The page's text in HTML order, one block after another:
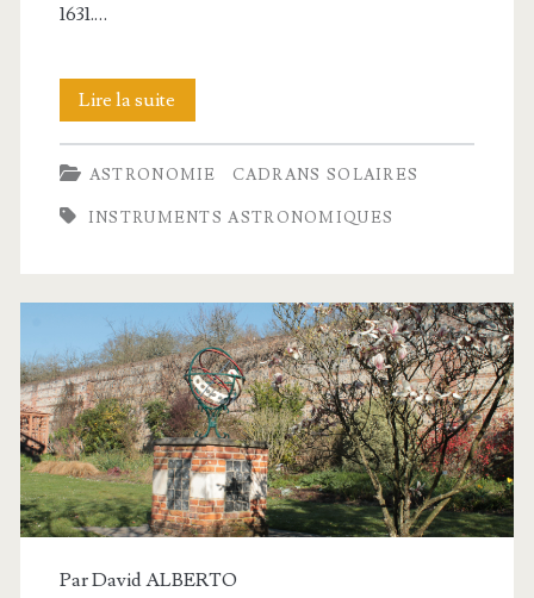
1631.…
Lire la suite
solaire
ancien
sur
colombier
ASTRONOMIE CADRANS SOLAIRES
INSTRUMENTS ASTRONOMIQUES
ParDavid ALBERTO